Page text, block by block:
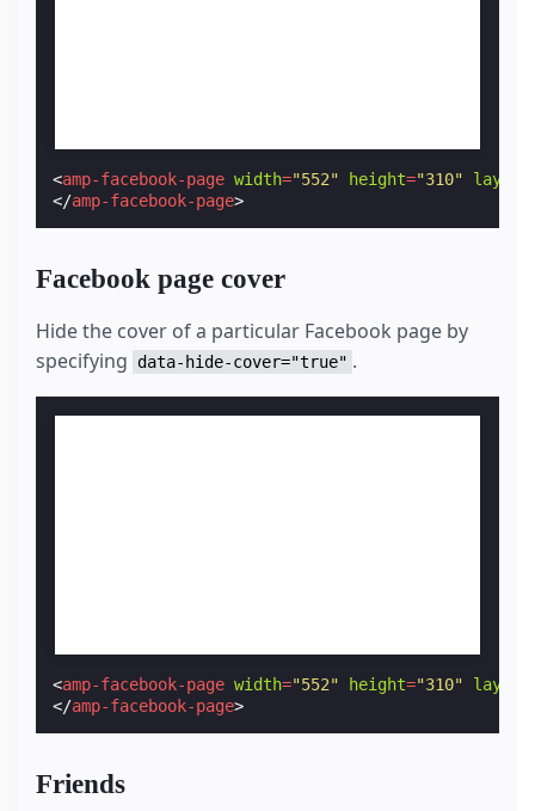
<amp-facebook-page width="552" height="310" layout
</amp-facebook-page>
Facebook page cover
Hide the cover of a particular Facebook page by
specifying
data-hide-cover="true" .
<amp-facebook-page width="552" height="310" layout
</amp-facebook-page>
Friends